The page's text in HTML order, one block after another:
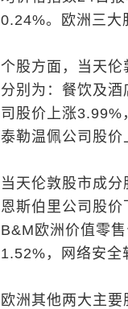
0.24%。欧洲三大
个股方面，当天
分别为：餐饮及
司股价上涨3.99%
泰勒温佩公司股
当天伦敦股市成
恩斯伯里公司股
B&M欧洲价值零
1.52%，网络安
欧洲其他两大主